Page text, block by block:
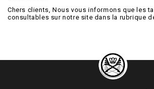
Chers clients, Nous vous informons que les
consultables sur notre site dans la rubrique